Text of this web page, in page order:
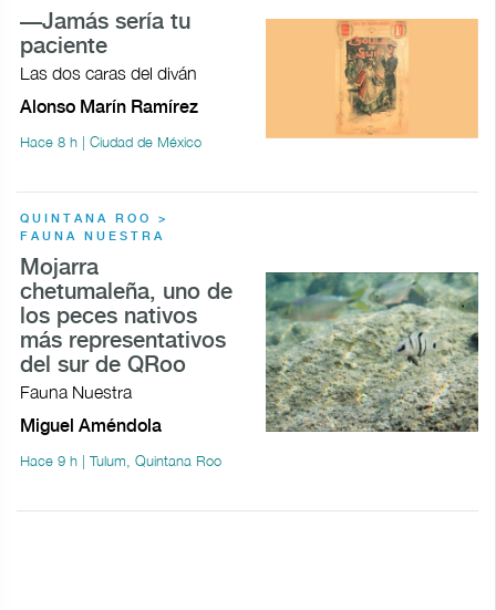
—Jamás sería tu
paciente
Las dos caras del diván
Alonso Marín Ramírez
Hace 8 h | Ciudad de México
QUINTANA ROO >
FAUNA NUESTRA
Mojarra
chetumaleña, uno de
los peces nativos
más representativos
del sur de QRoo
Fauna Nuestra
Miguel Améndola
Hace 9 h | Tulum, Quintana Roo